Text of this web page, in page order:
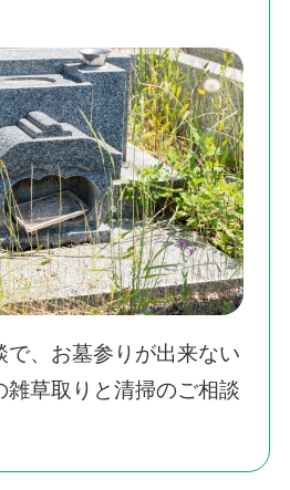
で、お墓参りが出来ない
雑草取りと清掃のご相談